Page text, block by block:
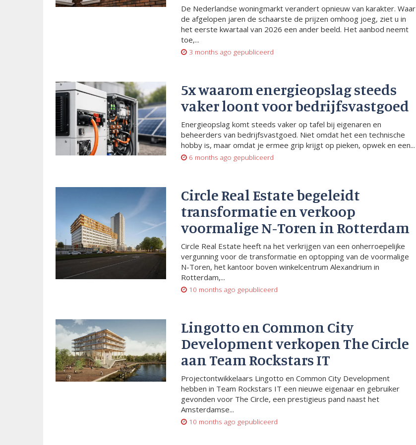
De Nederlandse woningmarkt verandert opnieuw van karakter. Waar
de afgelopen jaren de schaarste de prijzen omhoog joeg, ziet u in
het eerste kwartaal van 2026 een ander beeld. Het aanbod neemt
toe,...
3 months ago gepubliceerd
5x waarom energieopslag steeds
vaker loont voor bedrijfsvastgoed
Energieopslag komt steeds vaker op tafel bij eigenaren en
beheerders van bedrijfsvastgoed. Niet omdat het een technische
hobby is, maar omdat je ermee grip krijgt op pieken, opwek en een...
6 months ago gepubliceerd
Circle Real Estate begeleidt
transformatie en verkoop
voormalige N-Toren in Rotterdam
Circle Real Estate heeft na het verkrijgen van een onherroepelijke
vergunning voor de transformatie en optopping van de voormalige
N-Toren, het kantoor boven winkelcentrum Alexandrium in
Rotterdam,...
10 months ago gepubliceerd
Lingotto en Common City
Development verkopen The Circle
aan Team Rockstars IT
Projectontwikkelaars Lingotto en Common City Development
hebben in Team Rockstars IT een nieuwe eigenaar en gebruiker
gevonden voor The Circle, een prestigieus pand naast het
Amsterdamse...
10 months ago gepubliceerd